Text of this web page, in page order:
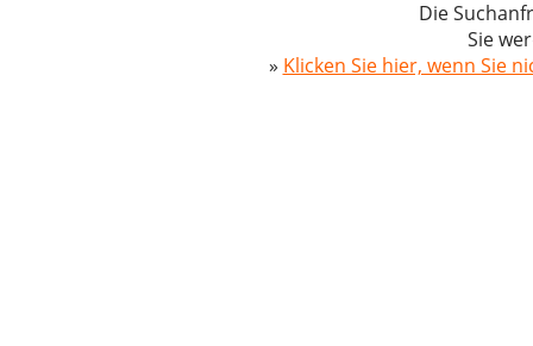
Die
Sie
» Klicken Sie hier, wenn Sie